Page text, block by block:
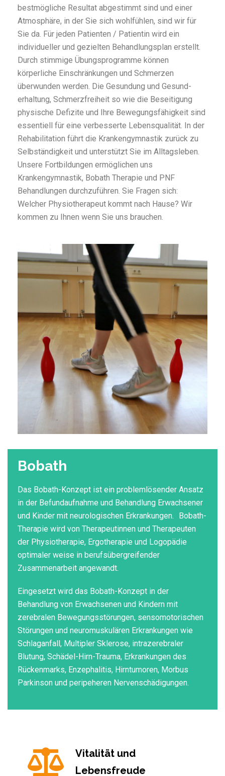
bestmögliche Resultat abgestimmt sind und einer
Atmosphäre, in der Sie sich wohlfühlen, sind wir für
Sie da. Für jeden Patienten / Patientin wird ein
individueller und gezielten Behandlungsplan erstellt.
Durch stimmige Übungsprogramme können
körperliche Einschränkungen und Schmerzen
überwunden werden. Die Gesundung und Gesund-
erhaltung, Schmerzfreiheit so wie die Beseitigung
physische Defizite und Ihre Bewegungsfähigkeit sind
essentiell für eine verbesserte Lebensqualität. In der
Rehabilitation führt die Krankengymnastik zurück zu
Selbständigkeit und unterstützt Sie im Alltagsleben.
Unsere Fortbildungen ermöglichen uns
Krankengymnastik, Bobath Therapie und PNF
Behandlungen durchzuführen. Sie Fragen sich:
Welcher Physiotherapeut kommt nach Hause? Wir
kommen zu Ihnen wenn Sie uns brauchen.
Bobath
Das Bobath-Konzept ist ein problemlösender Ansatz
in der Befundaufnahme und Behandlung Erwachsener
und Kinder mit neurologischen Erkrankungen. Bobath-
Therapie wird von Therapeutinnen und Therapeuten
der Physiotherapie, Ergotherapie und Logopädie
optimaler weise in berufsübergreifender
Zusammenarbeit angewandt.
Eingesetzt wird das Bobath-Konzept in der
Behandlung von Erwachsenen und Kindern mit
zerebralen Bewegungsstörungen, sensomotorischen
Störungen und neuromuskulären Erkrankungen wie
Schlaganfall, Multipler Sklerose, intrazerebraler
Blutung, Schädel-Hirn-Trauma, Erkrankungen des
Rückenmarks, Enzephalitis, Hirntumoren, Morbus
Parkinson und peripeheren Nervenschädigungen.
Vitalität und
Lebensfreude